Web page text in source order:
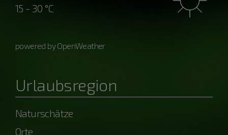
15 - 30 °C
powered by OpenWeather
Urlaubsregion
Naturschätze
Orte